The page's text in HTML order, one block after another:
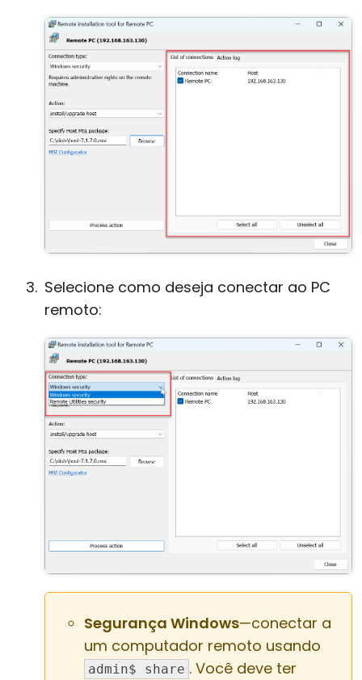
Selecione como deseja conectar ao PC
remoto:
Segurança Windows—conectar a
um computador remoto usando
admin$ share . Você deve ter